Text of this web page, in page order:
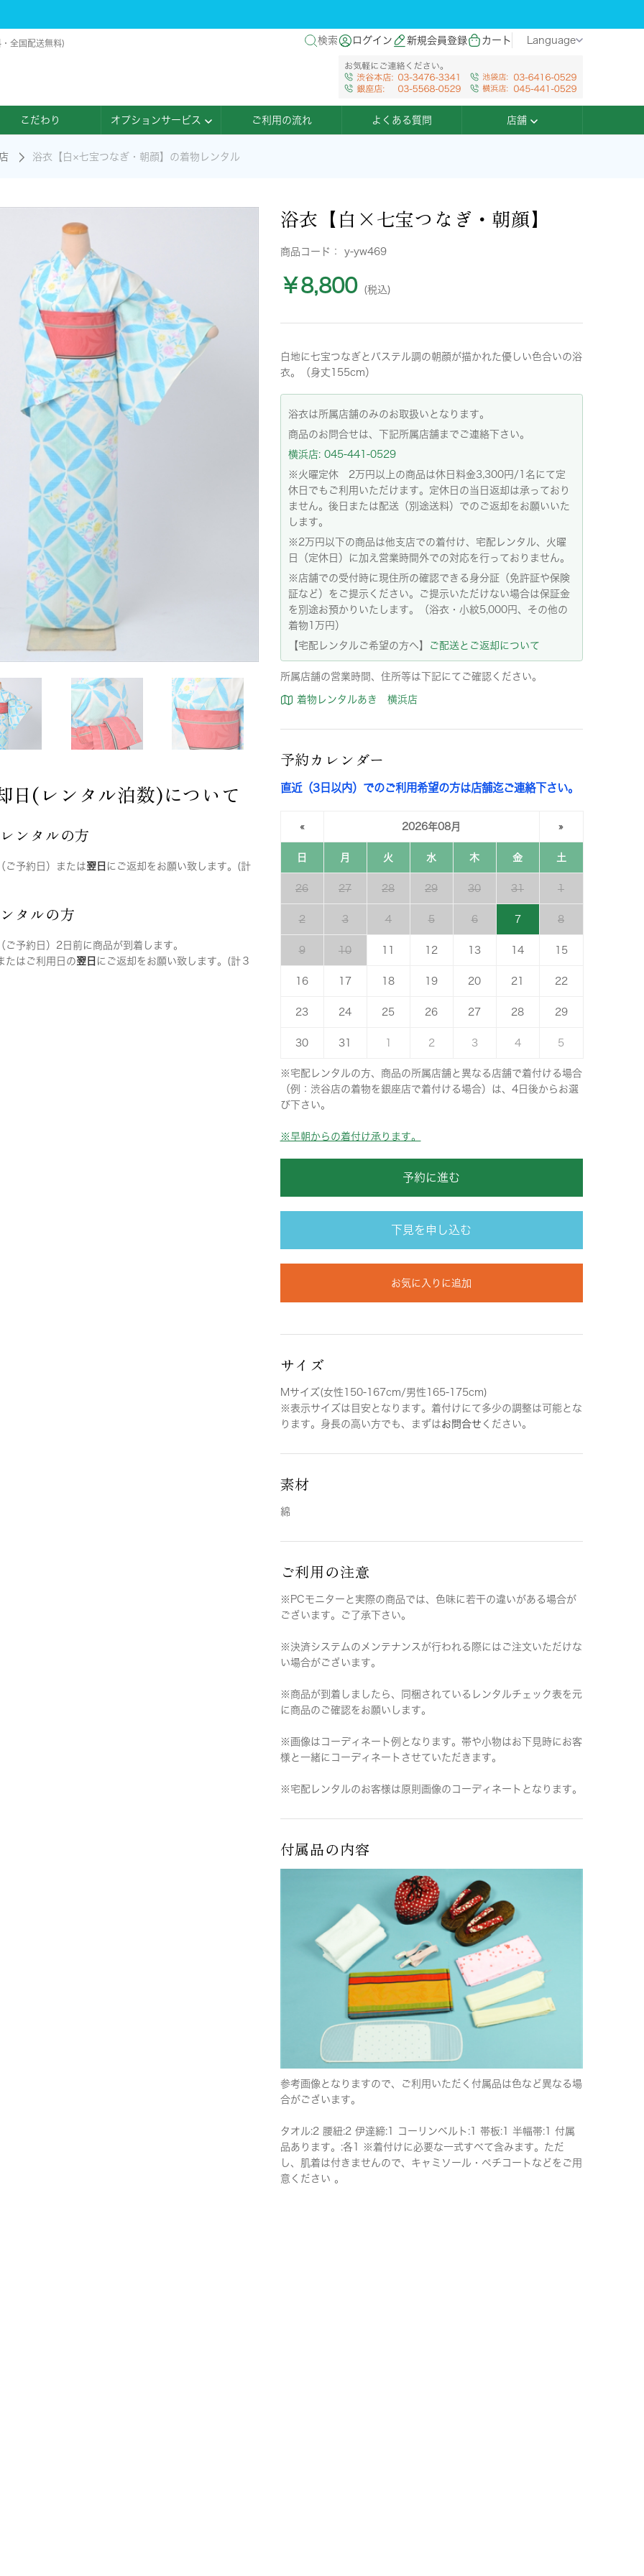
全国配送無料) 検索 ログイン 新規会員登録 カート Language
こだわり オプションサービス ご利用の流れ よくある質問 店舗
浴衣【白×七宝つなぎ・朝顔】の着物レンタル
日(レンタル泊数)について
ンタルの方
ご予約日）または翌日 にご返却をお願い致します。(計
タルの方
ご予約日）2日前に商品が到着します。
たはご利用日の翌日 にご返却をお願い致します。(計３
浴衣【白×七宝つなぎ・朝顔】
商品コード： y-yw469
￥8,800 (税込)
白地に七宝つなぎとパステル調の朝顔が描かれた優しい色合いの浴
衣。（身丈155cm）
浴衣は所属店舗のみのお取扱いとなります。
商品のお問合せは、下記所属店舗までご連絡下さい。
横浜店: 045-441-0529
※火曜定休 2万円以上の商品は休日料金3,300円/1名にて定
休日でもご利用いただけます。定休日の当日返却は承っており
ません。後日または配送（別途送料）でのご返却をお願いいた
します。
※2万円以下の商品は他支店での着付け、宅配レンタル、火曜
日（定休日）に加え営業時間外での対応を行っておりません。
※店舗での受付時に現住所の確認できる身分証（免許証や保険
証など）をご提示ください。ご提示いただけない場合は保証金
を別途お預かりいたします。（浴衣・小紋5,000円、その他の
着物1万円）
【宅配レンタルご希望の方へ】
ご配送とご返却について
所属店舗の営業時間、住所等は下記にてご確認ください。
着物レンタルあき 横浜店
予約カレンダー
直近（3日以内）でのご利用希望の方は店舗迄ご連絡下さい。
« 2026年08月 »
日 月 火 水 木 金 土
26 27 28 29 30 31 1
2 3 4 5 6 7 8
9 10 12 13 14 15
16 17 18 19 20 21 22
23 24 25 26 27 28 29
30 31 2 3 4 5
※宅配レンタルの方、商品の所属店舗と異なる店舗で着付ける場合
（例：渋谷店の着物を銀座店で着付ける場合）は、4日後からお選
び下さい。
※早朝からの着付け承ります。
予約に進む
下見を申し込む
お気に入りに追加
サイズ
Mサイズ(女性150-167cm/男性165-175cm)
※表示サイズは目安となります。着付けにて多少の調整は可能とな
ります。身長の高い方でも、まずはお問合せ ください。
素材
綿
ご利用の注意
※PCモニターと実際の商品では、色味に若干の違いがある場合が
ございます。ご了承下さい。
※決済システムのメンテナンスが行われる際にはご注文いただけな
い場合がございます。
※商品が到着しましたら、同梱されているレンタルチェック表を元
に商品のご確認をお願いします。
※画像はコーディネート例となります。帯や小物はお下見時にお客
様と一緒にコーディネートさせていただきます。
※宅配レンタルのお客様は原則画像のコーディネートとなります。
付属品の内容
参考画像となりますので、ご利用いただく付属品は色など異なる場
合がございます。
タオル:2 腰紐:2 伊達締:1 コーリンベルト:1 帯板:1 半幅帯:1 付属
品あります。:各1 ※着付けに必要な一式すべて含みます。ただ
し、肌着は付きませんので、キャミソール・ペチコートなどをご用
意ください 。